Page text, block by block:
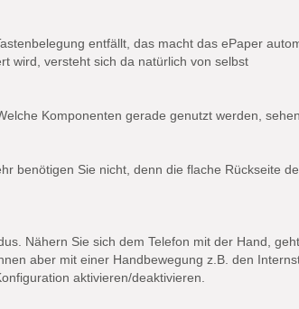
entfällt, das macht das ePaper
wird, versteht sich da natürlich von selbst
Komponenten gerade genutzt werden,
benötigen Sie nicht, denn die flache Rückseite
Nähern Sie sich dem Telefon mit der Hand,
aber mit einer Handbewegung z.B. den
aktivieren/deaktivieren.